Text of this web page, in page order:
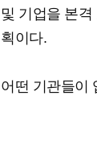
기업을 본격
이다.
떤 기관들이